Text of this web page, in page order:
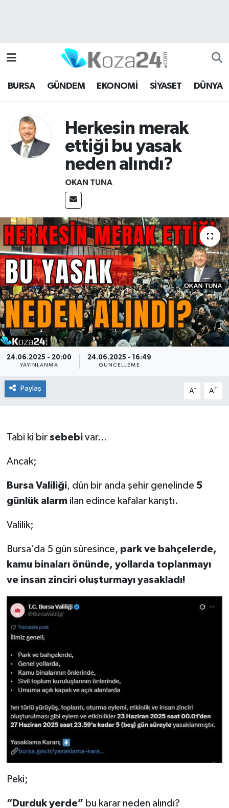
BURSA GÜNDEM EKONOMİ SİYASET DÜNYA
Herkesin merak
ettiği bu yasak
neden alındı?
OKAN TUNA
24.06.2025 - 20:00
YAYINLANMA
24.06.2025 - 16:49
GÜNCELLEME
Paylaş A- A+
Tabi ki bir sebebivar…
Ancak;
Bursa Valiliği, dün bir anda şehir genelinde 5
günlük alarmilan edince kafalar karıştı.
Valilik;
Bursa’da 5 gün süresince, park ve bahçelerde,
kamu binaları önünde, yollarda toplanmayı
ve insan zinciri oluşturmayı yasakladı!
Peki;
“Durduk yerde” bu karar neden alındı?
Bursa Hava Durumu
Bursa Namaz Vakitleri
Bursa Trafik Yoğunluk Haritası
Süper Lig Puan Durumu ve Fikstür
Tüm Manşetler
Son Dakika Haberleri
Haber Arşivi